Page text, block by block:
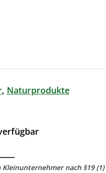
, Naturprodukte
nach §19 (1)